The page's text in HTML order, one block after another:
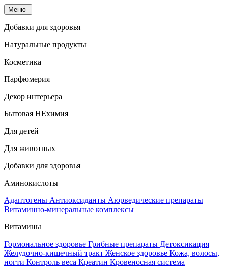
Меню
Добавки для здоровья
Натуральные продукты
Косметика
Парфюмерия
Декор интерьера
Бытовая НЕхимия
Для детей
Для животных
Добавки для здоровья
Аминокислоты
Адаптогены Антиоксиданты Аюрведические препараты
Витаминно-минеральные комплексы
Витамины
Гормональное здоровье Грибные препараты Детоксикация
Желудочно-кишечный тракт Женское здоровье Кожа, волосы,
ногти Контроль веса Креатин Кровеносная система